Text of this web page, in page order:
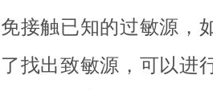
免接触已知的过敏源，
了找出致敏源，可以进